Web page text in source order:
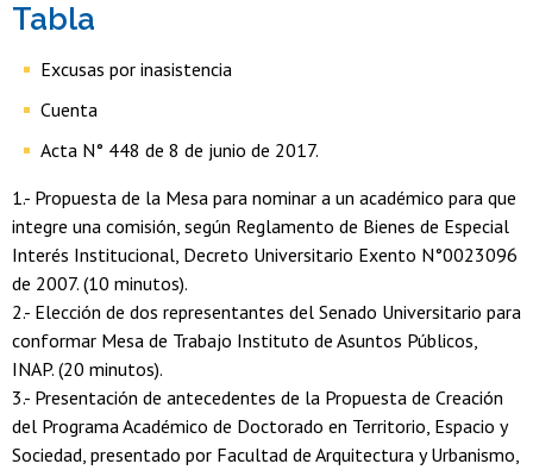
Tabla
Excusas por inasistencia
Cuenta
Acta N° 448 de 8 de junio de 2017.
1.- Propuesta de la Mesa para nominar a un académico para que
integre una comisión, según Reglamento de Bienes de Especial
Interés Institucional, Decreto Universitario Exento N°0023096
de 2007. (10 minutos).
2.- Elección de dos representantes del Senado Universitario para
conformar Mesa de Trabajo Instituto de Asuntos Públicos,
INAP. (20 minutos).
3.- Presentación de antecedentes de la Propuesta de Creación
del Programa Académico de Doctorado en Territorio, Espacio y
Sociedad, presentado por Facultad de Arquitectura y Urbanismo,